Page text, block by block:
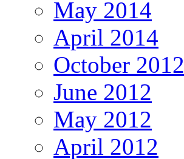
May 2014
April 2014
October 2012
June 2012
May 2012
April 2012